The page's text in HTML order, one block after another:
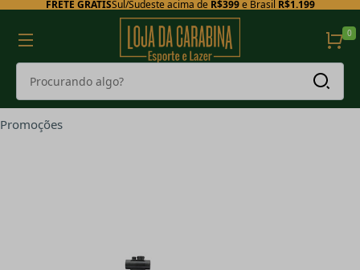
FRETE GRÁTISSul/Sudeste acima de R$399e Brasil R$1.199
0
Promoções